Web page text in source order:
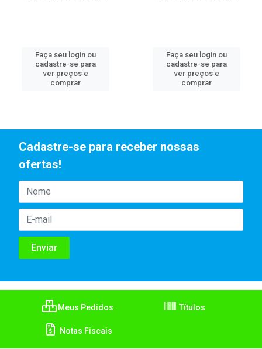
Faça seu login ou
cadastre-se para
ver preços e
comprar
Faça seu login ou
cadastre-se para
ver preços e
comprar
Cadastre-se para receber nossas
ofertas!
Meus Pedidos Títulos
Notas Fiscais